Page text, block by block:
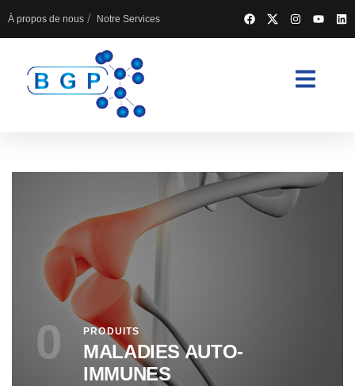
À propos de nous Notre Services
0 PRODUITS
MALADIES AUTO-
IMMUNES